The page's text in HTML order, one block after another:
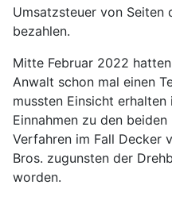
Umsatzsteuer von Seiten
bezahlen.
Mitte Februar 2022
Anwalt schon mal einen
mussten Einsicht
Einnahmen zu den
Verfahren im Fall Decker
Bros. zugunsten der
worden.